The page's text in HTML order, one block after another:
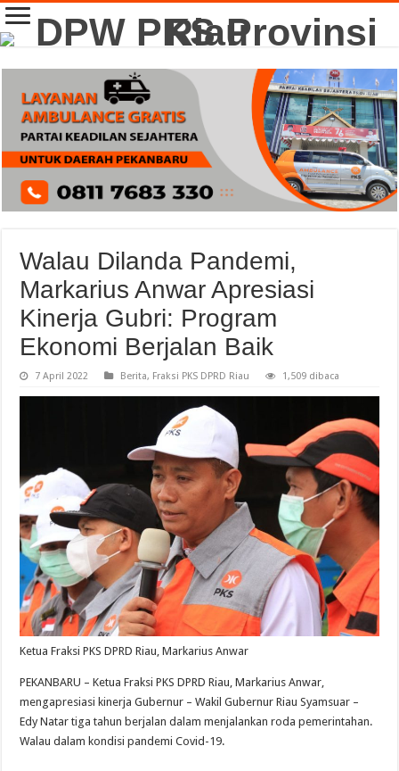
Walau Dilanda Pandemi,
Markarius Anwar Apresiasi
Kinerja Gubri: Program
Ekonomi Berjalan Baik
7 April 2022 Berita, Fraksi PKS DPRD Riau 1,509 dibaca
Ketua Fraksi PKS DPRD Riau, Markarius Anwar
PEKANBARU – Ketua Fraksi PKS DPRD Riau, Markarius Anwar,
mengapresiasi kinerja Gubernur – Wakil Gubernur Riau Syamsuar –
Edy Natar tiga tahun berjalan dalam menjalankan roda pemerintahan.
Walau dalam kondisi pandemi Covid-19.